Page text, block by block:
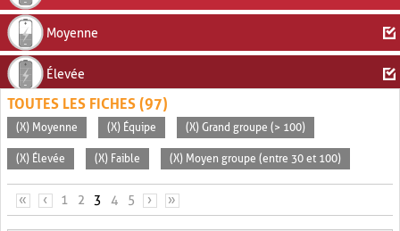
Moyenne
Élevée
TOUTES LES FICHES (97)
(X) Moyenne (X) Équipe (X) Grand groupe (> 100)
(X) Élevée (X) Faible (X) Moyen groupe (entre 30 et 100)
PAGES
« ‹ 1 2 3 4 5 › »